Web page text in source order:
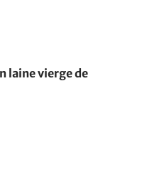
laine vierge de